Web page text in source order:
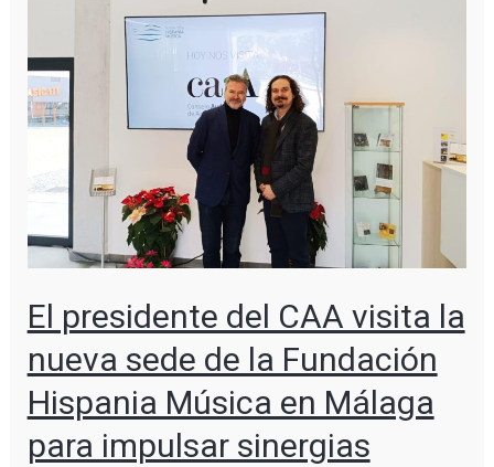
El presidente del CAA visita la
nueva sede de la Fundación
Hispania Música en Málaga
para impulsar sinergias